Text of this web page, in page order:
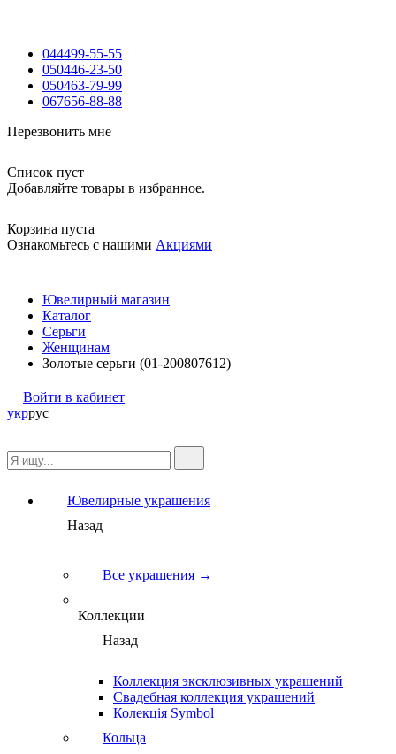
044499-55-55
050446-23-50
050463-79-99
067656-88-88
Перезвонить мне
Список пуст
Добавляйте товары в избранное.
Корзина пуста
Ознакомьтесь с нашими Акциями
Ювелирный магазин
Каталог
Серьги
Женщинам
Золотые серьги (01-200807612)
Войти в кабинет
укррус
Ювелирные украшения
Назад
Все украшения →
Коллекции
Назад
Коллекция эксклюзивных украшений
Свадебная коллекция украшений
Колекція Symbol
Кольца